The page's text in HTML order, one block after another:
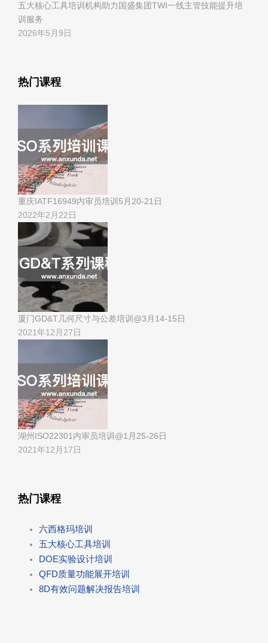
五大核心工具培训机构助力国盛集团TWI一线主管技能提升培
训服务
2026年5月9日
热门课程
重庆IATF16949内审员培训5月20-21日
2022年2月22日
厦门GD&T几何尺寸与公差培训@3月14-15日
2021年12月27日
湖州ISO22301内审员培训@1月25-26日
2021年12月17日
热门课程
六西格玛培训
五大核心工具培训
DOE实验设计培训
QFD质量功能展开培训
8D有效问题解决报告培训